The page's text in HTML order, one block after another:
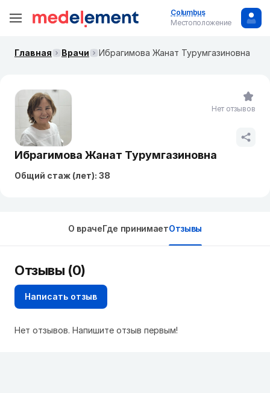
Columbus
Местоположение
Главная Врачи Ибрагимова Жанат Турумгазиновна
Ибрагимова Жанат Турумгазиновна
Общий стаж (лет): 38
Нет отзывов
О врачеГде принимаетОтзывы
Отзывы (0)
Написать отзыв
Нет отзывов. Напишите отзыв первым!